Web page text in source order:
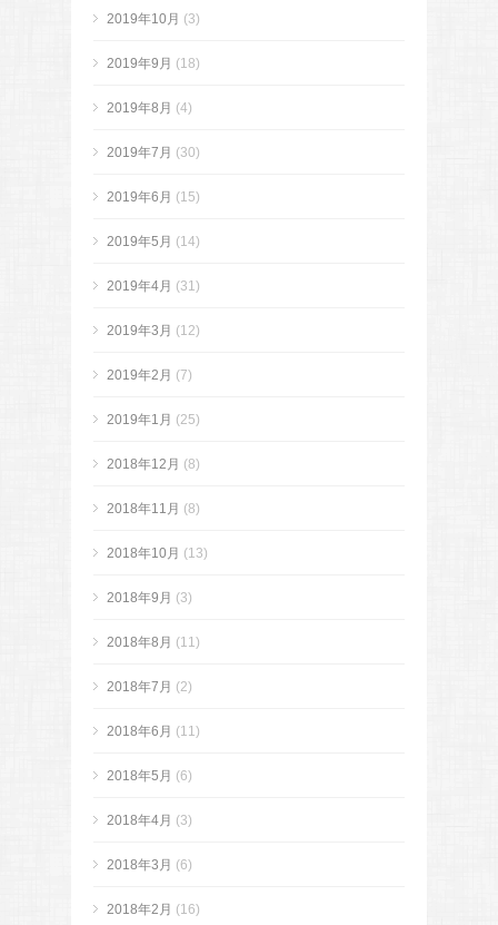
2019年10月 (3)
2019年9月 (18)
2019年8月 (4)
2019年7月 (30)
2019年6月 (15)
2019年5月 (14)
2019年4月 (31)
2019年3月 (12)
2019年2月 (7)
2019年1月 (25)
2018年12月 (8)
2018年11月 (8)
2018年10月 (13)
2018年9月 (3)
2018年8月 (11)
2018年7月 (2)
2018年6月 (11)
2018年5月 (6)
2018年4月 (3)
2018年3月 (6)
2018年2月 (16)